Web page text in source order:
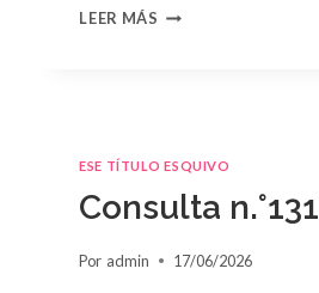
LEER MÁS CONSULTA
ESE TÍTULO ESQUIVO
Consulta n.°131
Por admin 17/06/2026